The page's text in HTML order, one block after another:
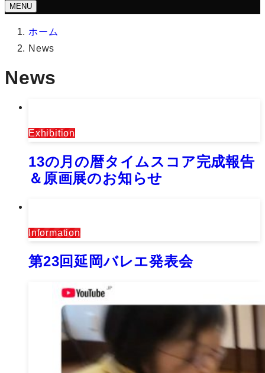
MENU
ホーム
News
News
Exhibition
13の月の暦タイムスコア完成報告
＆原画展のお知らせ
Information
第23回延岡バレエ発表会